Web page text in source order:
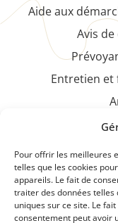
Pour offrir les meilleures
telles que les cookies
appareils. Le fait de
traiter des données telles
uniques sur ce site. Le
consentement peut avoir
Aide aux
Avis
Entretien et
Faire-part
Plaques
Fleurs et